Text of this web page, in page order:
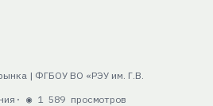
| ФГБОУ ВО «РЭУ им. Г.В.
· ◉ 1 589 просмотров